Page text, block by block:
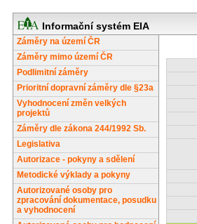
Informační systém EIA
Záměry na území ČR
Záměry mimo území ČR
Podlimitní záměry
Prioritní dopravní záměry dle §23a
Vyhodnocení změn velkých
projektů
Záměry dle zákona 244/1992 Sb.
Legislativa
Autorizace - pokyny a sdělení
Metodické výklady a pokyny
Autorizované osoby pro
zpracování dokumentace, posudku
a vyhodnocení